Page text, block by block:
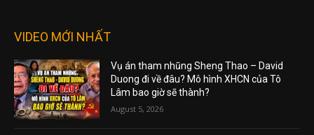
VIDEO MỚI NHẤT
Vụ án tham nhũng Sheng Thao – David
Duong đi về đâu? Mô hình XHCN của Tô
Lâm bao giờ sẽ thành?
August 5, 2026